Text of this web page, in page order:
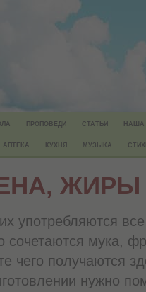
ПРОПОВЕДИ СТАТЬИ НАША
АПТЕКА КУХНЯ МУЗЫКА
ЖИРЫ
употребляются
мука,
чего получаются
нужно